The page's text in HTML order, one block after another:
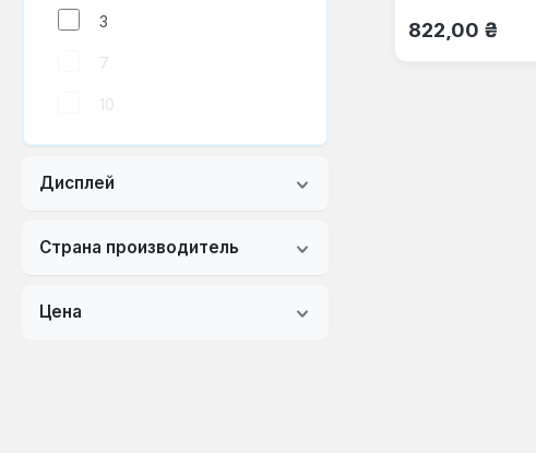
3
7
10
Дисплей
Страна производитель
Цена
Обычная цена:
822,00 ₴